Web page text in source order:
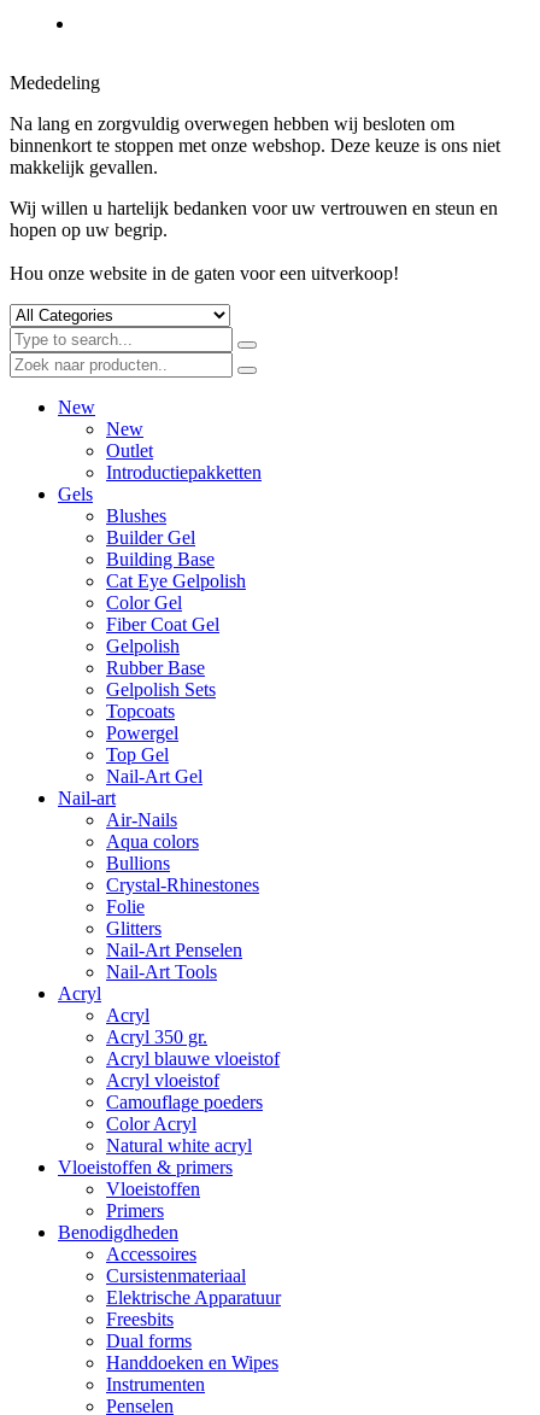
Mededeling
Na lang en zorgvuldig overwegen hebben wij besloten om
binnenkort te stoppen met onze webshop. Deze keuze is ons niet
makkelijk gevallen.
Wij willen u hartelijk bedanken voor uw vertrouwen en steun en
hopen op uw begrip.
Hou onze website in de gaten voor een uitverkoop!
New
New
Outlet
Introductiepakketten
Gels
Blushes
Builder Gel
Building Base
Cat Eye Gelpolish
Color Gel
Fiber Coat Gel
Gelpolish
Rubber Base
Gelpolish Sets
Topcoats
Powergel
Top Gel
Nail-Art Gel
Nail-art
Air-Nails
Aqua colors
Bullions
Crystal-Rhinestones
Folie
Glitters
Nail-Art Penselen
Nail-Art Tools
Acryl
Acryl
Acryl 350 gr.
Acryl blauwe vloeistof
Acryl vloeistof
Camouflage poeders
Color Acryl
Natural white acryl
Vloeistoffen & primers
Vloeistoffen
Primers
Benodigdheden
Accessoires
Cursistenmateriaal
Elektrische Apparatuur
Freesbits
Dual forms
Handdoeken en Wipes
Instrumenten
Penselen